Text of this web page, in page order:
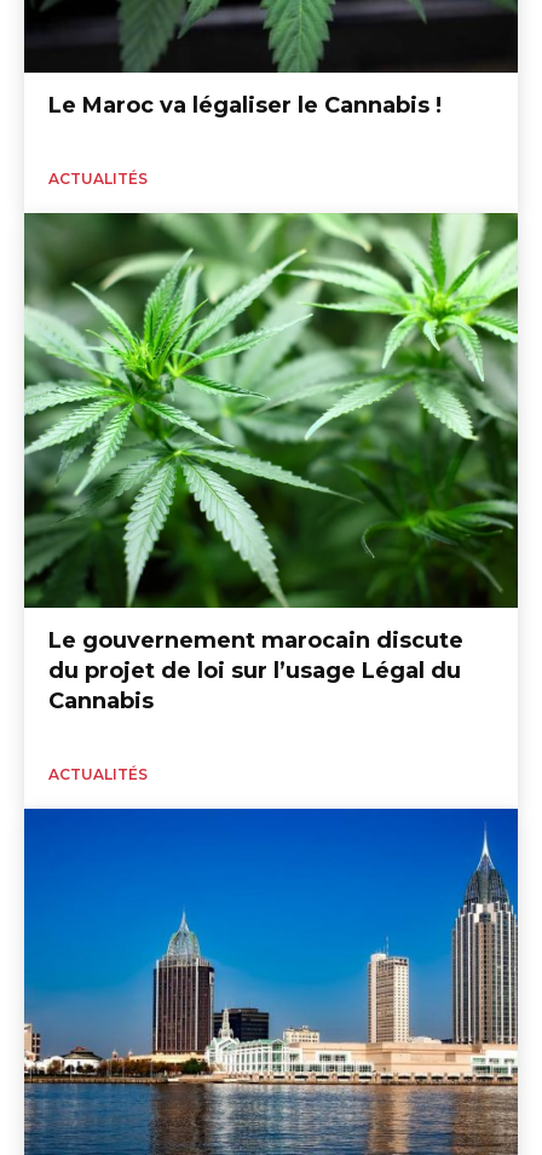
Le Maroc va légaliser le Cannabis !
ACTUALITÉS
Le gouvernement marocain discute
du projet de loi sur l’usage Légal du
Cannabis
ACTUALITÉS